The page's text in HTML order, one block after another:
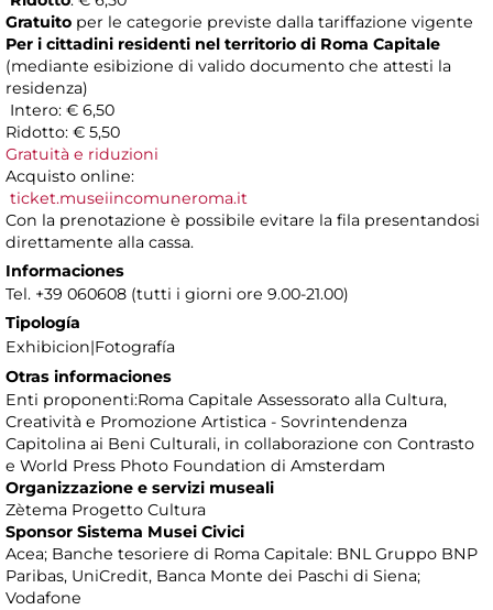
Gratuito per le categorie previste dalla tariffazione vigente
Per i cittadini residenti nel territorio di Roma Capitale
(mediante esibizione di valido documento che attesti la
residenza)
Intero: € 6,50
Ridotto: € 5,50
Gratuità e riduzioni
Acquisto online:
ticket.museiincomuneroma.it
Con la prenotazione è possibile evitare la fila presentandosi
direttamente alla cassa.
Informaciones
Tel. +39 060608 (tutti i giorni ore 9.00-21.00)
Tipología
Exhibicion|Fotografía
Otras informaciones
Enti proponenti:Roma Capitale Assessorato alla Cultura,
Creatività e Promozione Artistica - Sovrintendenza
Capitolina ai Beni Culturali, in collaborazione con Contrasto
e World Press Photo Foundation di Amsterdam
Organizzazione e servizi museali
Zètema Progetto Cultura
Sponsor Sistema Musei Civici
Acea; Banche tesoriere di Roma Capitale: BNL Gruppo BNP
Paribas, UniCredit, Banca Monte dei Paschi di Siena;
Vodafone